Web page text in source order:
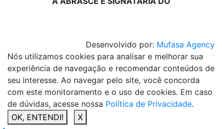
Desenvolvido por: Mufasa Agency
Nós utilizamos cookies para analisar e melhorar sua
experiência de navegação e recomendar conteúdos de
seu interesse. Ao navegar pelo site, você concorda
com este monitoramento e o uso de cookies. Em caso
de dúvidas, acesse nossa Política de Privacidade.
OK, ENTENDI!
X